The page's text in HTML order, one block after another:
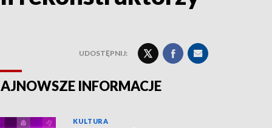
UDOSTĘPNIJ:
INFORMACJE
KULTURA